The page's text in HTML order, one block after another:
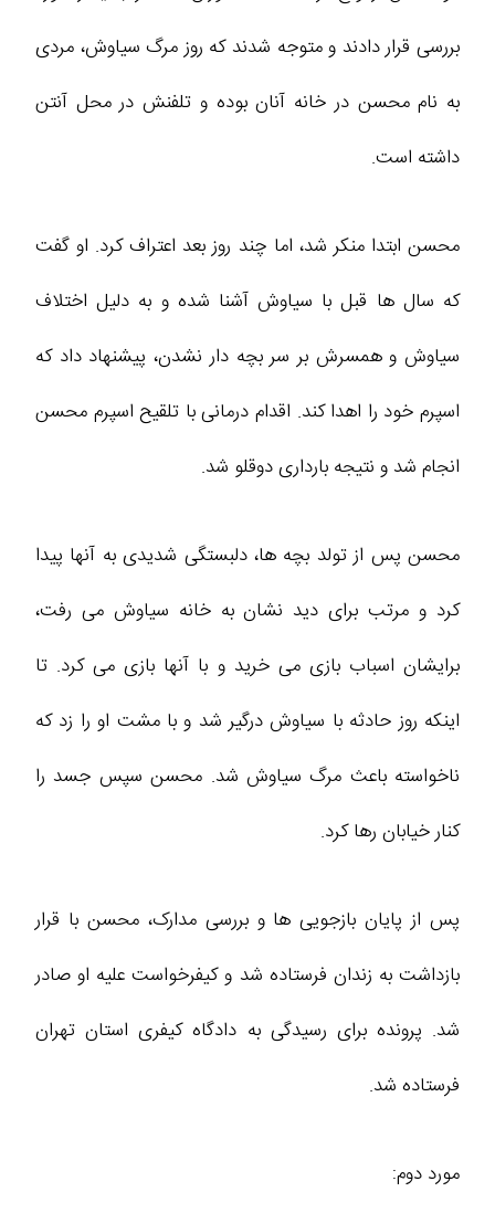
بررسی قرار دادند و متوجه شدند که روز مرگ سیاوش، مردی
به نام محسن در خانه آنان بوده و تلفنش در محل آنتن
داشته است.
محسن ابتدا منکر شد، اما چند روز بعد اعتراف کرد. او گفت
که سال‌ ها قبل با سیاوش آشنا شده و به دلیل اختلاف
سیاوش و همسرش بر سر بچه‌ دار نشدن، پیشنهاد داد که
اسپرم خود را اهدا کند. اقدام درمانی با تلقیح اسپرم محسن
انجام شد و نتیجه بارداری دوقلو شد.
محسن پس از تولد بچه‌ ها، دلبستگی شدیدی به آنها پیدا
کرد و مرتب برای دید نشان به خانه سیاوش می‌ رفت،
برایشان اسباب‌ بازی می‌ خرید و با آنها بازی می‌ کرد. تا
اینکه روز حادثه با سیاوش درگیر شد و با مشت او را زد که
ناخواسته باعث مرگ سیاوش شد. محسن سپس جسد را
کنار خیابان رها کرد.
پس از پایان بازجویی‌ ها و بررسی مدارک، محسن با قرار
بازداشت به زندان فرستاده شد و کیفرخواست علیه او صادر
شد. پرونده برای رسیدگی به دادگاه کیفری استان تهران
فرستاده شد.
مورد دوم: